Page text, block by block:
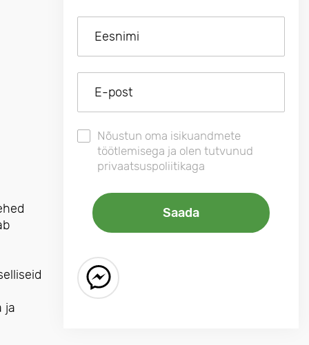
ja
Nõustun oma isikuandmete
töötlemisega ja olen tutvunud
privaatsuspoliitikaga